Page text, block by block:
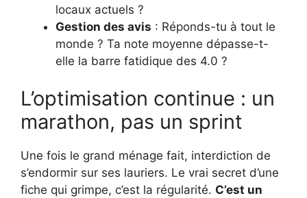
locaux actuels ?
Gestion des avis : Réponds-tu à tout le
monde ? Ta note moyenne dépasse-t-
elle la barre fatidique des 4.0 ?
L’optimisation continue : un
marathon, pas un sprint
Une fois le grand ménage fait, interdiction de
s’endormir sur ses lauriers. Le vrai secret d’une
fiche qui grimpe, c’est la régularité. C’est un